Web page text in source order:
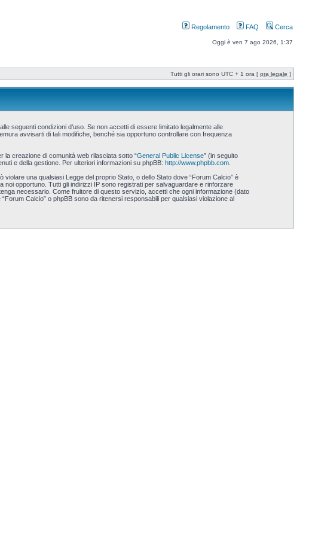
Regolamento FAQ Cerca
Oggi è ven 7 ago 2026, 1:37
Tutti gli orari sono UTC + 1 ora [ ora legale ]
seguenti condizioni d’uso. Se non accetti di essere limitato legalmente alle
avvisarti di tali modifiche, benché sia opportuno controllare con frequenza
la creazione di comunità web rilasciata sotto “General Public License” (in seguito
e della gestione. Per ulteriori informazioni su phpBB: http://www.phpbb.com.
una qualsiasi Legge del proprio Stato, o dello Stato dove “Forum Calcio” è
noi opportuno. Tutti gli indirizzi IP sono registrati per salvaguardare e rinforzare
necessario. Come fruitore di questo servizio, accetti che ogni informazione (dato
Calcio” o phpBB sono da ritenersi responsabili per qualsiasi violazione al